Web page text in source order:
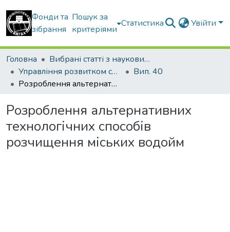
Фонди та
зібрання
Пошук за
критеріями
Статистика Увійти
Головна
Вибрані статті з наукових збірників КНУБА
Управління розвитком складних систем
Вип. 40
Розроблення альтернативних технологічних способів розчищення міських водойм
Розроблення альтернативних
технологічних способів
розчищення міських водойм